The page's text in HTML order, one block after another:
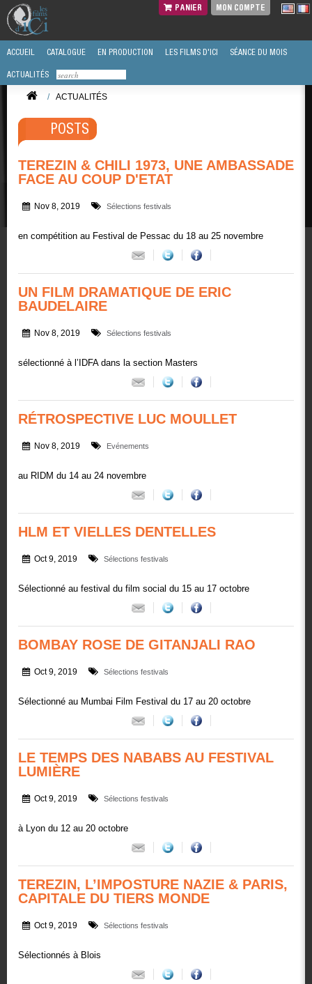
PANIER MON COMPTE
ACCUEIL CATALOGUE EN PRODUCTION LES FILMS D'ICI SÉANCE DU MOIS
ACTUALITÉS
/ ACTUALITÉS
POSTS
TEREZIN & CHILI 1973, UNE AMBASSADE
FACE AU COUP D'ETAT
Nov 8, 2019 Sélections festivals
en compétition au Festival de Pessac du 18 au 25 novembre
UN FILM DRAMATIQUE DE ERIC
BAUDELAIRE
Nov 8, 2019 Sélections festivals
sélectionné à l’IDFA dans la section Masters
RÉTROSPECTIVE LUC MOULLET
Nov 8, 2019 Evénements
au RIDM du 14 au 24 novembre
HLM ET VIELLES DENTELLES
Oct 9, 2019 Sélections festivals
Sélectionné au festival du film social du 15 au 17 octobre
BOMBAY ROSE DE GITANJALI RAO
Oct 9, 2019 Sélections festivals
Sélectionné au Mumbai Film Festival du 17 au 20 octobre
LE TEMPS DES NABABS AU FESTIVAL
LUMIÈRE
Oct 9, 2019 Sélections festivals
à Lyon du 12 au 20 octobre
TEREZIN, L’IMPOSTURE NAZIE & PARIS,
CAPITALE DU TIERS MONDE
Oct 9, 2019 Sélections festivals
Sélectionnés à Blois